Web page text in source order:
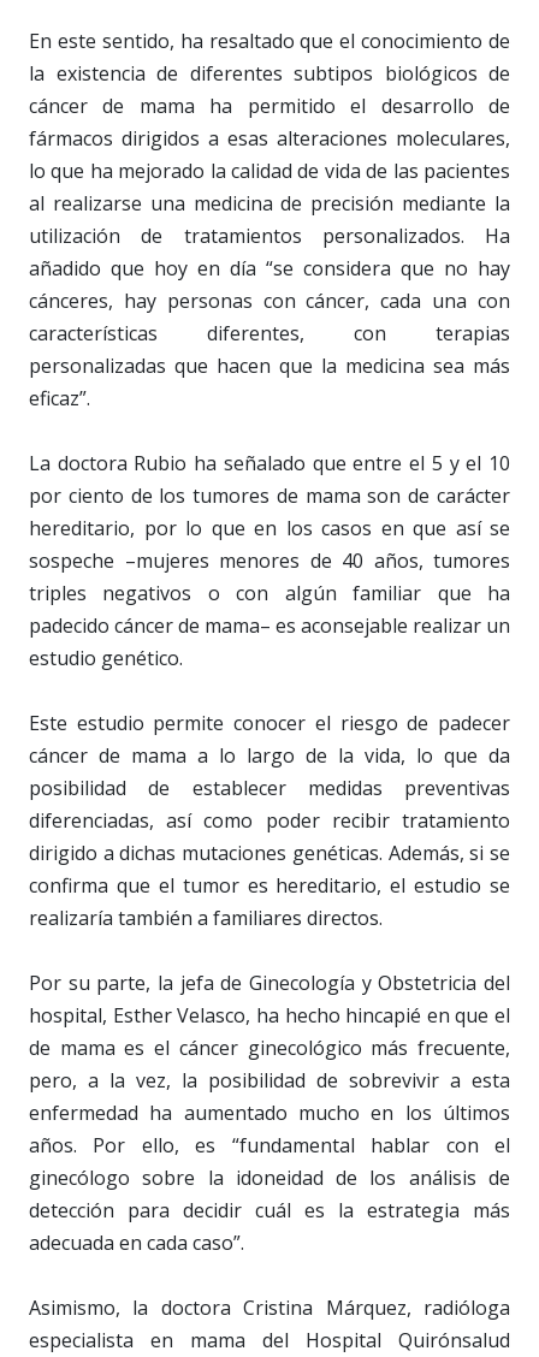
En este sentido, ha resaltado que el conocimiento de
la existencia de diferentes subtipos biológicos de
cáncer de mama ha permitido el desarrollo de
fármacos dirigidos a esas alteraciones moleculares,
lo que ha mejorado la calidad de vida de las pacientes
al realizarse una medicina de precisión mediante la
utilización de tratamientos personalizados. Ha
añadido que hoy en día “se considera que no hay
cánceres, hay personas con cáncer, cada una con
características diferentes, con terapias
personalizadas que hacen que la medicina sea más
eficaz”.
La doctora Rubio ha señalado que entre el 5 y el 10
por ciento de los tumores de mama son de carácter
hereditario, por lo que en los casos en que así se
sospeche –mujeres menores de 40 años, tumores
triples negativos o con algún familiar que ha
padecido cáncer de mama– es aconsejable realizar un
estudio genético.
Este estudio permite conocer el riesgo de padecer
cáncer de mama a lo largo de la vida, lo que da
posibilidad de establecer medidas preventivas
diferenciadas, así como poder recibir tratamiento
dirigido a dichas mutaciones genéticas. Además, si se
confirma que el tumor es hereditario, el estudio se
realizaría también a familiares directos.
Por su parte, la jefa de Ginecología y Obstetricia del
hospital, Esther Velasco, ha hecho hincapié en que el
de mama es el cáncer ginecológico más frecuente,
pero, a la vez, la posibilidad de sobrevivir a esta
enfermedad ha aumentado mucho en los últimos
años. Por ello, es “fundamental hablar con el
ginecólogo sobre la idoneidad de los análisis de
detección para decidir cuál es la estrategia más
adecuada en cada caso”.
Asimismo, la doctora Cristina Márquez, radióloga
especialista en mama del Hospital Quirónsalud